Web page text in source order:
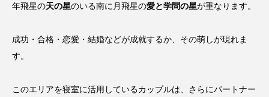
年飛星の天の星のいる南に月飛星の愛と学問の星が重なります。
成功・合格・恋愛・結婚などが成就するか、その萌しが現れま
す。
このエリアを寝室に活用しているカップルは、さらにパートナー